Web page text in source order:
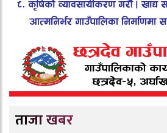
ताजा खबर